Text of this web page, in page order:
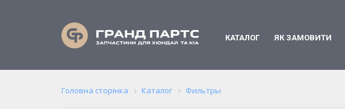
КАТАЛОГ ЯК ЗАМОВИТИ
Головна сторінка Каталог Фильтры